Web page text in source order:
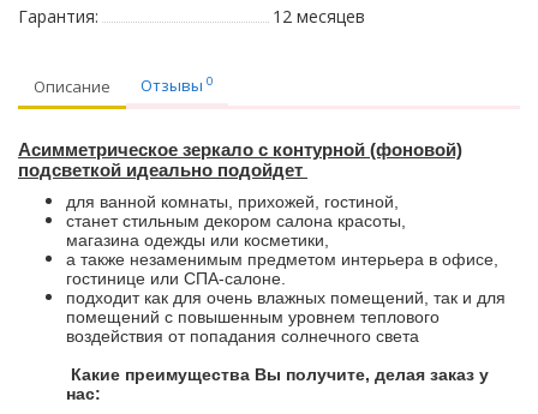
Гарантия:
12 месяцев
Описание Отзывы 0
Асимметрическое зеркало с контурной (фоновой)
подсветкой идеально подойдет
для ванной комнаты, прихожей, гостиной,
станет стильным декором салона красоты,
магазина одежды или косметики,
а также незаменимым предметом интерьера в офисе,
гостинице или СПА-салоне.
подходит как для очень влажных помещений, так и для
помещений с повышенным уровнем теплового
воздействия от попадания солнечного света
Какие преимущества Вы получите, делая заказ у
нас: